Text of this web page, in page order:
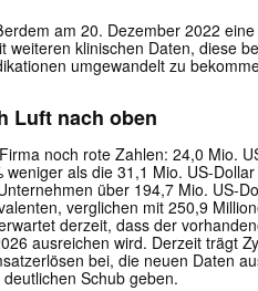
am 20. Dezember 2022
weiteren klinischen Daten, diese
umgewandelt zu
Luft nach oben
noch rote Zahlen: 24,0 Mio.
weniger als die 31,1 Mio. US-
über 194,7 Mio. US-
verglichen mit 250,9
derzeit, dass der
ausreichen wird. Derzeit trägt
bei, die neuen Daten
Schub geben.